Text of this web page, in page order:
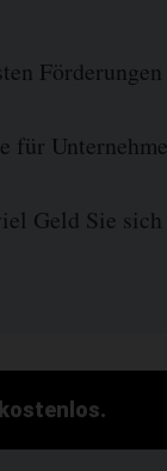
für
Geld Sie